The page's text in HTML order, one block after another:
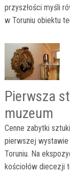
przyszłości myśli
w Toruniu obiektu
Pierwsza
muzeum
Cenne zabytki
pierwszej wystawie
Toruniu. Na
kościołów diecezji